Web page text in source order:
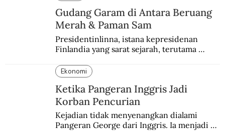
Gudang Garam di Antara Beruang
Merah & Paman Sam
Presidentinlinna, istana kepresidenan
Finlandia yang sarat sejarah, terutama
Ekonomi
Ketika Pangeran Inggris Jadi
Korban Pencurian
Kejadian tidak menyenangkan dialami
Pangeran George dari Inggris. Ia menjadi